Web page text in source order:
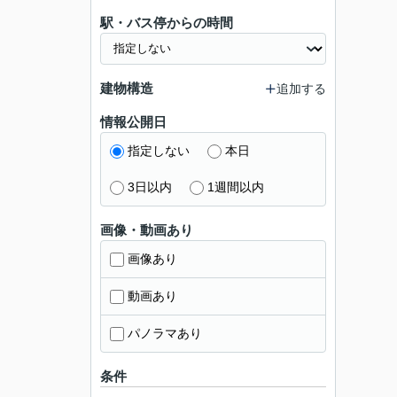
駅・バス停からの時間
建物構造 追加する
情報公開日
指定しない 本日
3日以内 1週間以内
画像・動画あり
画像あり
動画あり
パノラマあり
条件